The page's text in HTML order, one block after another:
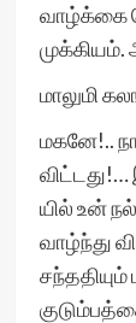
வாழ்க்கை
முக்கியம்.
மாலுமி
மகனே!..
யில் உன்
வாழ்ந்து